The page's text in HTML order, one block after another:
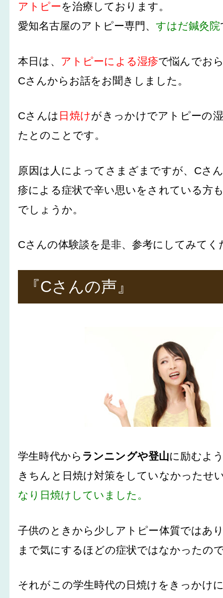
アトピーを治療しております。
愛知名古屋のアトピー専門、すはだ鍼灸院
本日は、 アトピーによる湿疹で悩んでお
Cさんからお話をお聞きしました。
Cさんは 日焼けがきっかけでアトピーの
たとのことです。
原因は人によってさまざまですが、Cさ
疹による症状で辛い思いをされている方
でしょうか。
Cさんの体験談を是非、参考にしてみてく
『Cさんの声』
学生時代から ランニングや登山に励むよ
きちんと日焼け対策をしていなかったせ
なり日焼けしていました。
子供のときから少しアトピー体質ではあ
まで気にするほどの症状ではなかったの
それがこの学生時代の日焼けをきっかけ